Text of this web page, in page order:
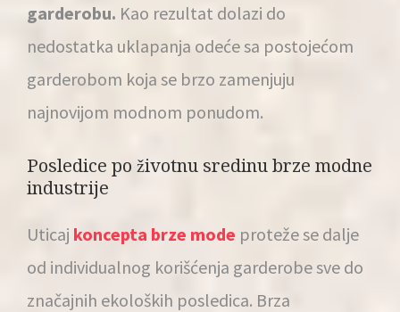
garderobu. Kao rezultat dolazi do
nedostatka uklapanja odeće sa postojećom
garderobom koja se brzo zamenjuju
najnovijom modnom ponudom.
Posledice po životnu sredinu brze modne
industrije
Uticaj koncepta brze mode proteže se dalje
od individualnog korišćenja garderobe sve do
značajnih ekoloških posledica. Brza